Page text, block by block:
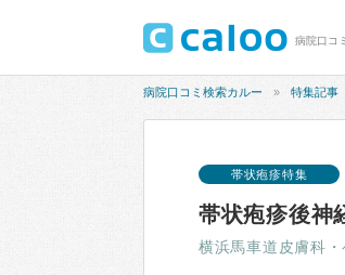
病院口コ
病院口コミ検索カルー 特集記事
帯状疱疹特集
帯状疱疹後神
横浜馬車道皮膚科